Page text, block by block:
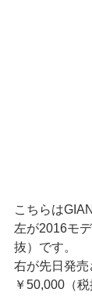
こちらは
左が2016モ
抜）です。
右が先日発
￥50,000（税